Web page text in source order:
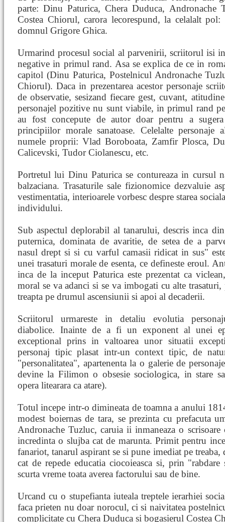
parte: Dinu Paturica, Chera Duduca, Andronache
Costea Chiorul, carora lecorespund, la celalalt
domnul Grigore Ghica.
Urmarind procesul social al parvenirii, scriitorul isi
negative in primul rand. Asa se explica de ce in
capitol (Dinu Paturica, Postelnicul Andronache
Chiorul). Daca in prezentarea acestor personaje
de observatie, sesizand fiecare gest, cuvant,
personajel pozitive nu sunt viabile, in primul rand
au fost concepute de autor doar pentru a
principiilor morale sanatoase. Celelalte personaje
numele proprii: Vlad Boroboata, Zamfir Plosca,
Calicevski, Tudor Ciolanescu, etc.
Portretul lui Dinu Paturica se contureaza in cursul
balzaciana. Trasaturile sale fizionomice dezvaluie
vestimentatia, interioarele vorbesc despre starea
individului.
Sub aspectul deplorabil al tanarului, descris inca
puternica, dominata de avaritie, de setea de a
nasul drept si si cu varful camasii ridicat in sus"
unei trasaturi morale de esenta, ce defineste eroul.
inca de la inceput Paturica este prezentat ca
moral se va adanci si se va imbogati cu alte trasaturi,
treapta pe drumul ascensiunii si apoi al decaderii.
Scriitorul urmareste in detaliu evolutia
diabolice. Inainte de a fi un exponent al unei
exceptional prins in valtoarea unor situatii
personaj tipic plasat intr-un context tipic, de
"personalitatea", apartenenta la o galerie de
devine la Filimon o obsesie sociologica, in stare
opera litearara ca atare).
Totul incepe intr-o dimineata de toamna a anului
modest boiernas de tara, se prezinta cu prefacuta
Andronache Tuzluc, caruia ii inmaneaza o
incredinta o slujba cat de marunta. Primit pentru
fanariot, tanarul aspirant se si pune imediat pe
cat de repede educatia ciocoieasca si, prin
scurta vreme toata averea factorului sau de bine.
Urcand cu o stupefianta iuteala treptele ierarhiei
faca prieten nu doar norocul, ci si naivitatea
complicitate cu Chera Duduca si bogasierul Costea